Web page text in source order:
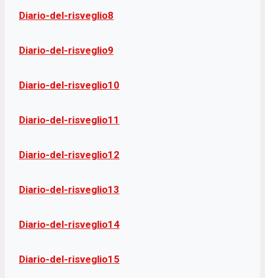
Diario-del-risveglio8
Diario-del-risveglio9
Diario-del-risveglio10
Diario-del-risveglio11
Diario-del-risveglio12
Diario-del-risveglio13
Diario-del-risveglio14
Diario-del-risveglio15